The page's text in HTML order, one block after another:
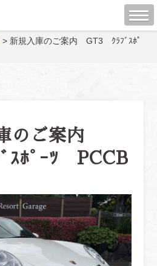
> 新規入庫のご案内 GT3 ｸﾗﾌﾞｽﾎﾟ
のご案内
ｽﾎﾟｰﾂ PCCB